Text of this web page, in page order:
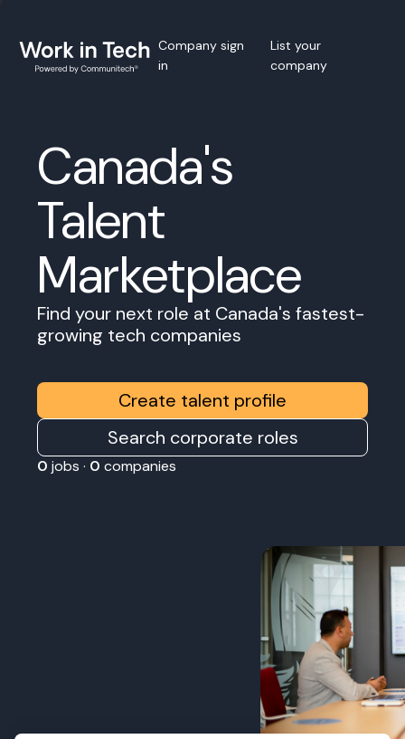
Company sign
in
List your
company
Canada's
Talent
Marketplace
Find your next role at Canada's fastest-
growing tech companies
Create talent profile
Search corporate roles
0 jobs · 0 companies